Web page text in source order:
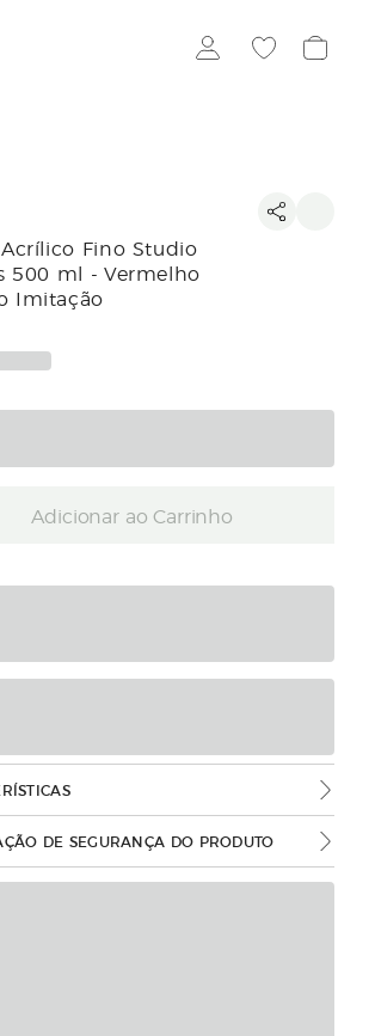
Fino Studio
500 ml - Vermelho
Imitação
Adicionar ao Carrinho
DE SEGURANÇA DO PRODUTO